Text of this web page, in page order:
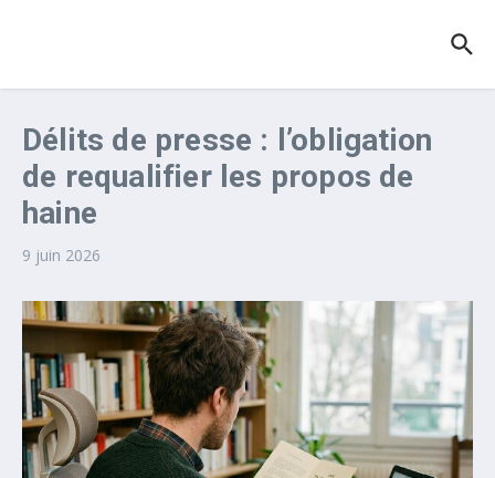
Délits de presse : l’obligation
de requalifier les propos de
haine
9 juin 2026